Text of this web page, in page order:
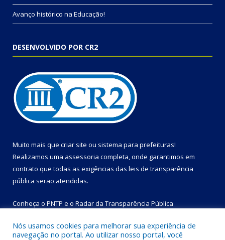
Avanço histórico na Educação!
DESENVOLVIDO POR CR2
Muito mais que criar site ou sistema para prefeituras!
Realizamos uma assessoria completa, onde garantimos em
contrato que todas as exigências das leis de transparência
pública serão atendidas.
Conheça o PNTP e o Radar da Transparência Pública
Nós usamos cookies para melhorar sua experiência de
navegação no portal. Ao utilizar nosso portal, você